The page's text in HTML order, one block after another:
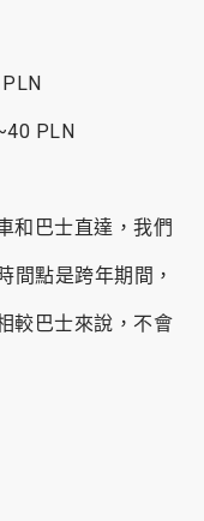
PLN
和巴士直達，我們
間點是跨年期間，
較巴士來說，不會